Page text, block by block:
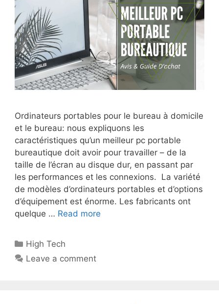
Ordinateurs portables pour le bureau à domicile
et le bureau: nous expliquons les
caractéristiques qu’un meilleur pc portable
bureautique doit avoir pour travailler – de la
taille de l’écran au disque dur, en passant par
les performances et les connexions. La variété
de modèles d’ordinateurs portables et d’options
d’équipement est énorme. Les fabricants ont
quelque … Read more
High Tech
Leave a comment